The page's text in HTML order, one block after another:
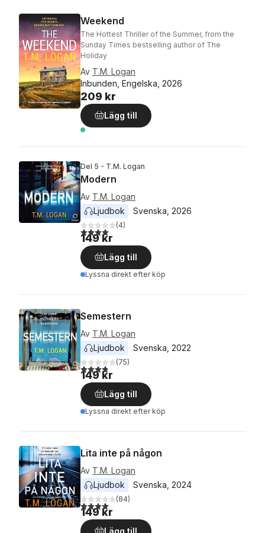
Weekend
The Hottest Thriller of the Summer, from the
Sunday Times bestselling author of The
Holiday
Av T.M. Logan
Inbunden, Engelska, 2026
209 kr
Lägg till
Del 5 - T.M. Logan
Modern
Av T.M. Logan
Ljudbok
Svenska 2026
4,0utav 5 stjärnor. Totalt antal röster:
(4)
149 kr
Lägg till
Lyssna direkt efter köp
Semestern
Av T.M. Logan
Ljudbok
Svenska 2022
3,8utav 5 stjärnor. Totalt antal röster:
(75)
149 kr
Lägg till
Lyssna direkt efter köp
Lita inte på någon
Av T.M. Logan
Ljudbok
Svenska 2024
4,1utav 5 stjärnor. Totalt antal röster:
(84)
149 kr
Lägg till